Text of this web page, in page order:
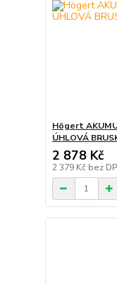
Högert
ÚHLOVÁ
2 878 Kč
2 379 Kč bez